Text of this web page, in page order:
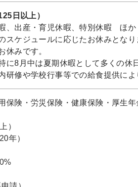
日以上）
、出産・育児休暇、特別休暇 ほか
スケジュールに応じたお休みとなり
休みです。
に8月中は夏期休暇として多くの休
研修や学校行事等での給食提供によ
保険・労災保険・健康保険・厚生年
）
年）